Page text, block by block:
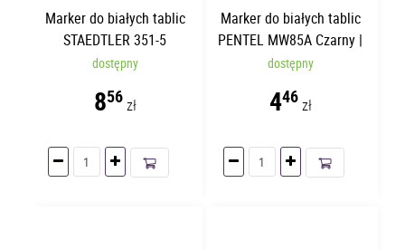
Marker do białych tablic
STAEDTLER 351-5
Zielony
dostępny
856zł
Marker do białych tablic
PENTEL MW85A Czarny |
Okrągły
dostępny
446zł